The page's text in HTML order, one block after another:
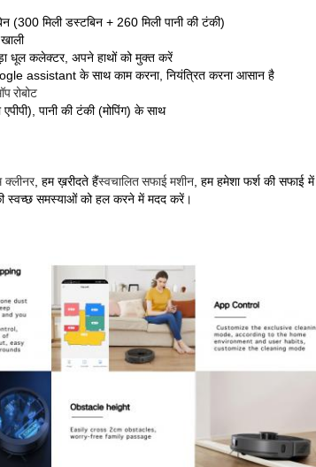
(300 मिली डस्टबिन + 260 मिली पानी की टंकी)
धूल कलेक्टर, अपने हाथों को मुक्त करें
assistant के साथ काम करना, नियंत्रित करना आसान है
रोबोट
पानी की टंकी (मोपिंग) के साथ
क्लीनर, हम ख़रीदते हैंस्वचालित सफाई मशीन , हम हमेशा फर्श की सफाई
स्वच्छ समस्याओं को हल करने में मदद करें।